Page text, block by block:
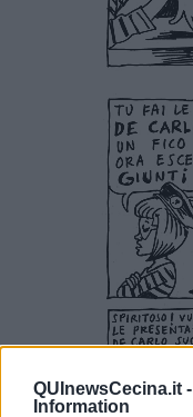
QUInewsCecina.it -
Information